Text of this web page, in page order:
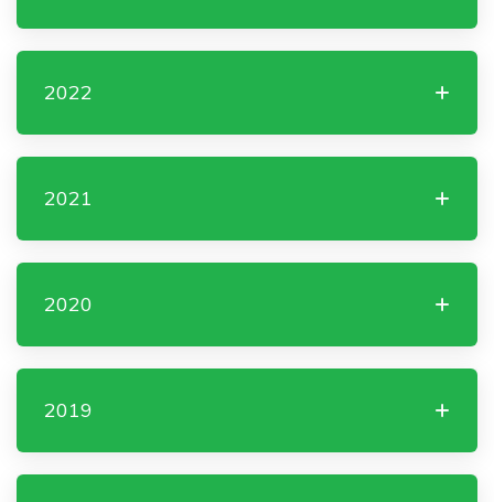
2022
2021
2020
2019